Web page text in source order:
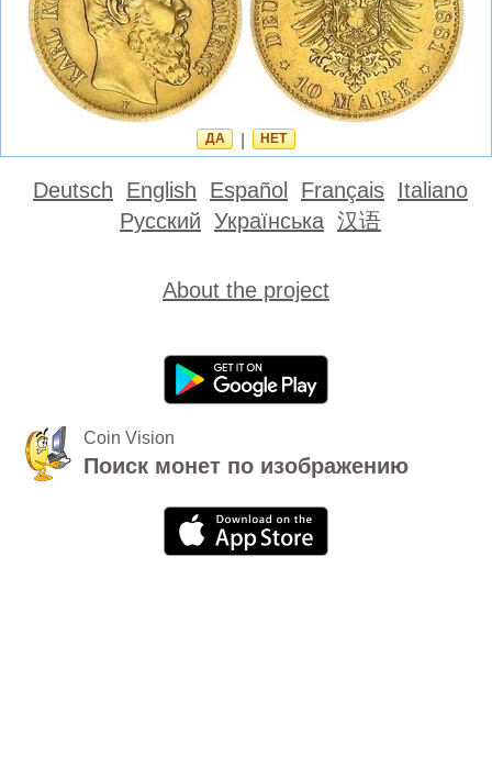
ДА НЕТ
Deutsch English Español Français Italiano
Русский Українська 汉语
About the project
Coin Vision
Поиск монет по изображению